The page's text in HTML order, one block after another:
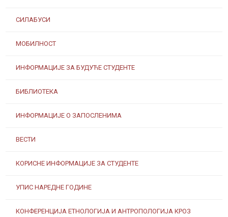
СИЛАБУСИ
МОБИЛНОСТ
ИНФОРМАЦИЈЕ ЗА БУДУЋЕ СТУДЕНТЕ
БИБЛИОТЕКА
ИНФОРМАЦИЈЕ О ЗАПОСЛЕНИМА
ВЕСТИ
КОРИСНЕ ИНФОРМАЦИЈЕ ЗА СТУДЕНТЕ
УПИС НАРЕДНЕ ГОДИНЕ
КОНФЕРЕНЦИЈА ЕТНОЛОГИЈА И АНТРОПОЛОГИЈА КРОЗ